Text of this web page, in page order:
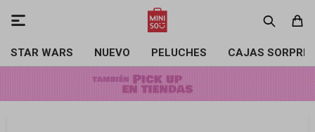
STAR WARS NUEVO PELUCHES CAJAS
